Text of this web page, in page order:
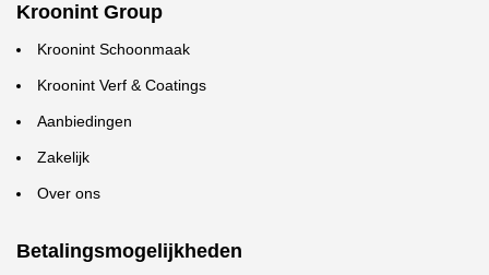
Kroonint Group
Kroonint Schoonmaak
Kroonint Verf & Coatings
Aanbiedingen
Zakelijk
Over ons
Betalingsmogelijkheden